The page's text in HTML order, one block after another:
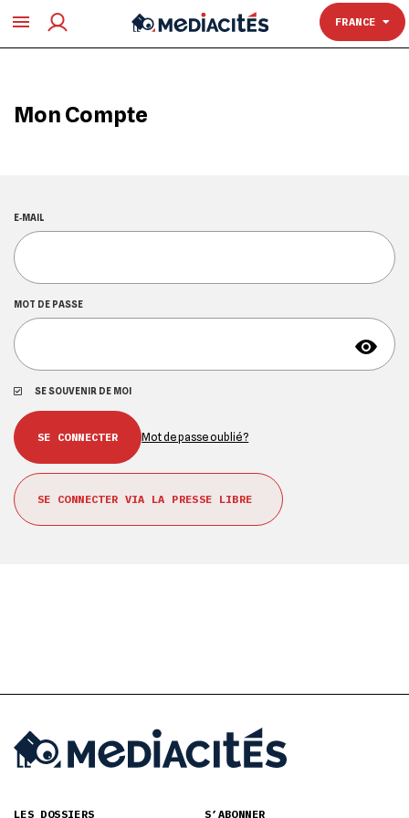
FRANCE
TOULOUSE
Mon Compte
E‑MAIL
MOT DE PASSE
SE SOUVENIR DE MOI
Mot de passe oublié ?
SE CONNECTER VIA LA PRESSE LIBRE
LES DOSSIERS S’ABONNER